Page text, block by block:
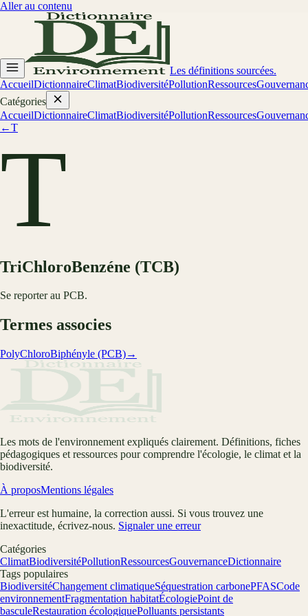
Aller au contenu
Les définitions sourcées.
AccueilDictionnaireClimatBiodiversitéPollutionRessources
Catégories
AccueilDictionnaireClimatBiodiversitéPollutionRessources
←T
T
TriChloroBenzéne (TCB)
Se reporter au PCB.
Termes associes
PolyChloroBiphényle (PCB)→
Les mots de l'environnement expliqués clairement. Définitions, fiches
pédagogiques et ressources pour comprendre l'écologie, le climat et la
biodiversité.
À proposMentions légales
L'erreur est humaine, la correction aussi. Si vous trouvez une
inexactitude, écrivez-nous. Signaler une erreur
Catégories
ClimatBiodiversitéPollutionRessourcesGouvernanceDictionnaire
Tags populaires
BiodiversitéChangement climatiqueSéquestration carbonePFASCode
environnementFragmentation habitatÉcologiePoint de
basculeRestauration écologiquePolluants persistants